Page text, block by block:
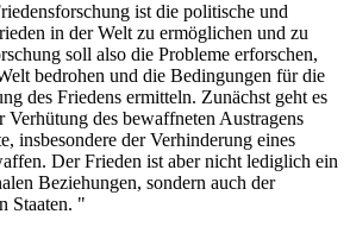
ist die politische und
in der Welt zu ermöglichen und zu
soll also die Probleme erforschen,
bedrohen und die Bedingungen für die
des Friedens ermitteln. Zunächst geht es
Verhütung des bewaffneten Austragens
insbesondere der Verhinderung eines
Der Frieden ist aber nicht lediglich ein
Beziehungen, sondern auch der
Staaten. "